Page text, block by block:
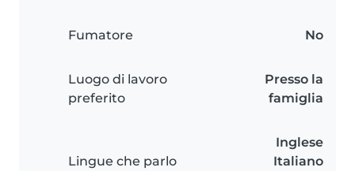
Fumatore No
Luogo di lavoro
preferito
Presso la
famiglia
Lingue che parlo
Inglese
Italiano